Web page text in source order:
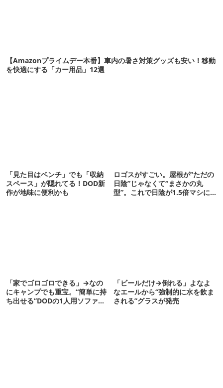
【Amazonプライムデー本番】車内の暑さ対策グッズも安い！移動
を快適にする「カー用品」12選
「見た目はベンチ」でも「収納
スペース」が隠れてる！DOD新
作が地味に便利かも
ロゴスがすごい。屋根が“ただの
日陰”じゃなくて“まさかの丸
型”。これで日陰が1.5倍マシに
「家でゴロゴロできる」→なの
にキャンプでも重宝。“簡単に持
ち出せる”DODの1人用ソファが
「ビールだけ→倒れる」よなよ
なエールから“強制的に水を飲ま
される”グラスが発売